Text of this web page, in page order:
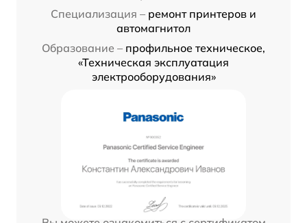
Специализация – ремонт принтеров и
автомагнитол
Образование – профильное техническое,
«Техническая эксплуатация
электрооборудования»